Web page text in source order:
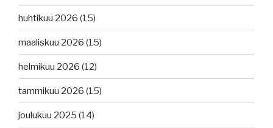
huhtikuu 2026 (15)
maaliskuu 2026 (15)
helmikuu 2026 (12)
tammikuu 2026 (15)
joulukuu 2025 (14)